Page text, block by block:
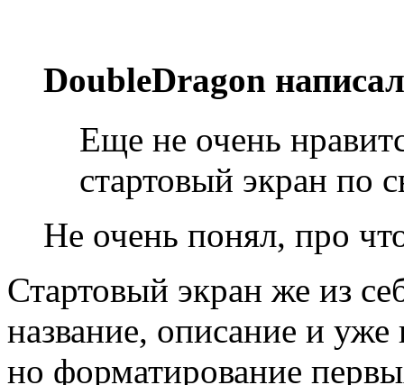
DoubleDragon
Еще не очень
стартовый экран по
Не очень понял, про
Стартовый экран же из
название, описание и
но форматирование